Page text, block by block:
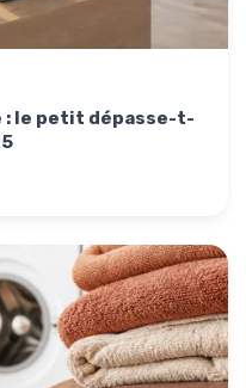
: le petit dépasse-t-